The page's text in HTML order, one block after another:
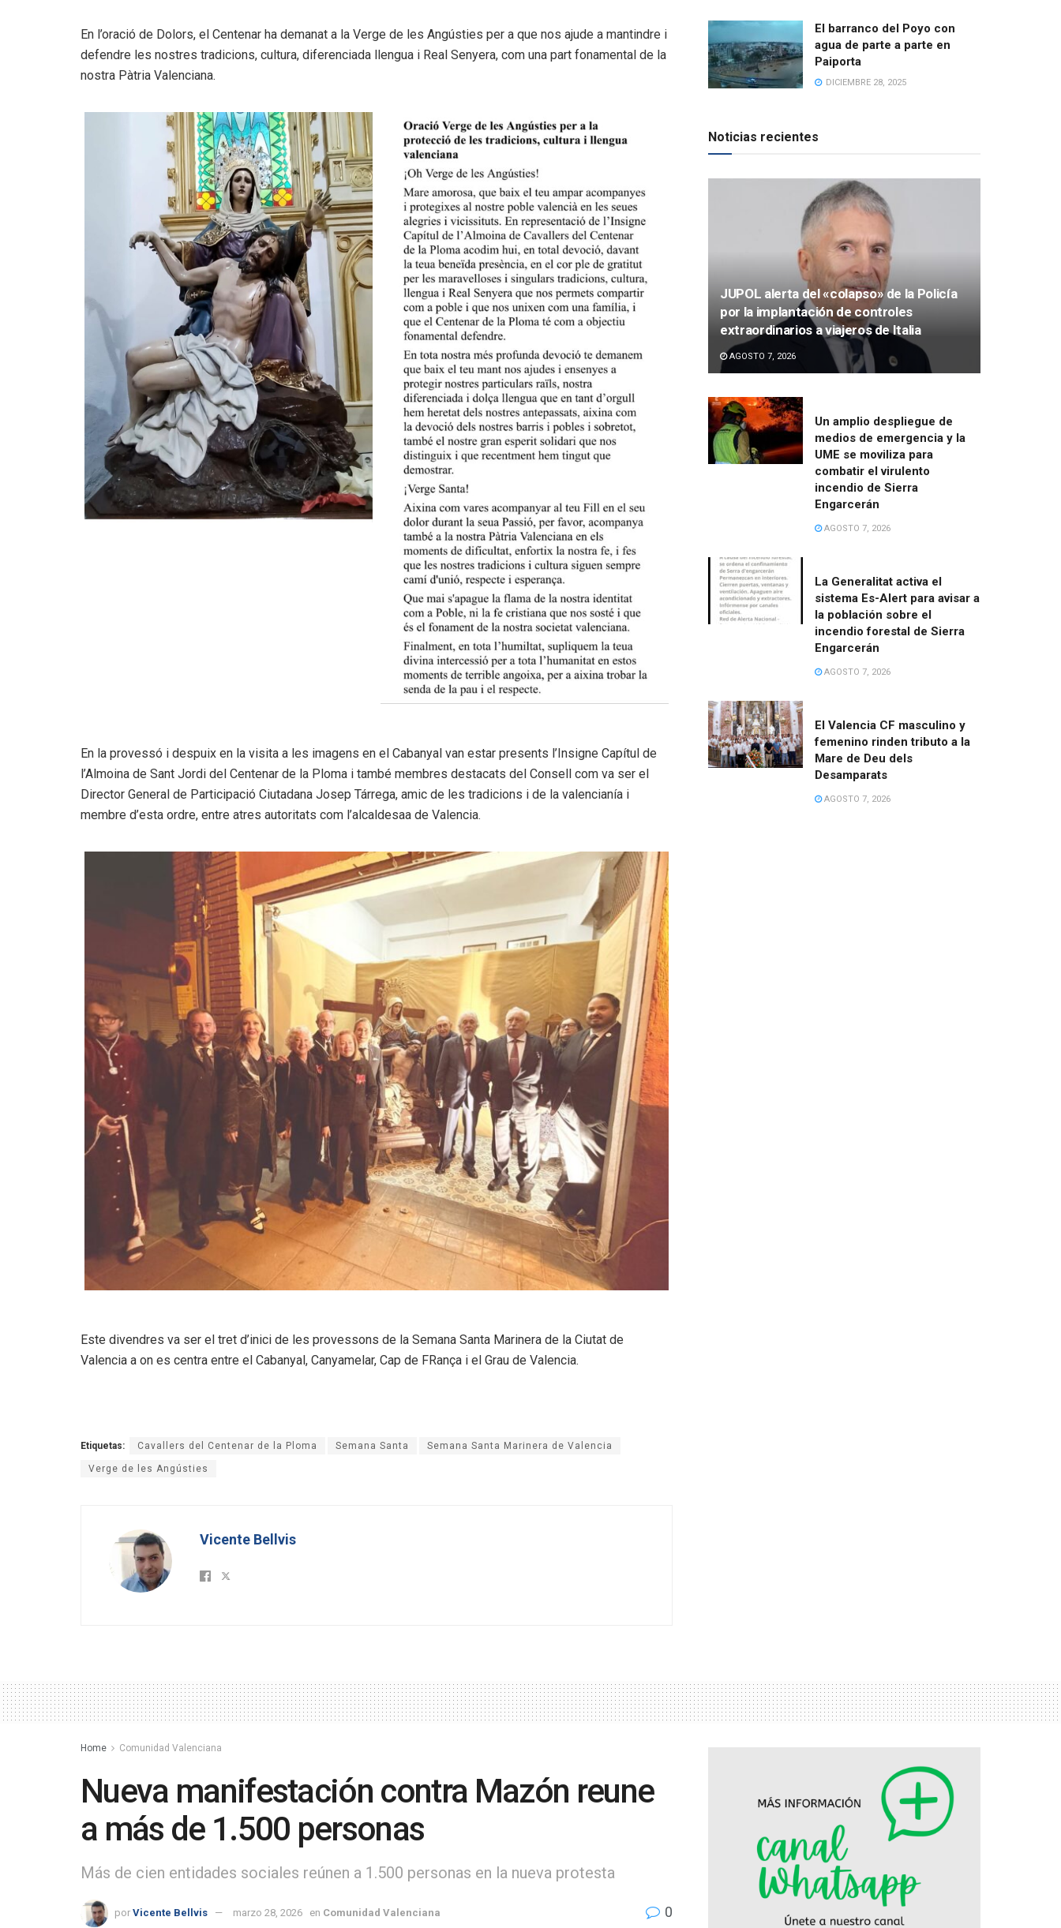
En l’oració de Dolors, el Centenar ha demanat a la Verge de les Angústies per a que nos ajude a mantindre i
defendre les nostres tradicions, cultura, diferenciada llengua i Real Senyera, com una part fonamental de la
nostra Pàtria Valenciana.
En la provessó i despuix en la visita a les imagens en el Cabanyal van estar presents l’Insigne Capítul de
l’Almoina de Sant Jordi del Centenar de la Ploma i també membres destacats del Consell com va ser el
Director General de Participació Ciutadana Josep Tárrega, amic de les tradicions i de la valencianía i
membre d’esta ordre, entre atres autoritats com l’alcaldesaa de Valencia.
Este divendres va ser el tret d’inici de les provessons de la Semana Santa Marinera de la Ciutat de
Valencia a on es centra entre el Cabanyal, Canyamelar, Cap de FRança i el Grau de Valencia.
Etiquetas: Cavallers del Centenar de la Ploma Semana Santa Semana Santa Marinera de Valencia
Verge de les Angústies
Vicente Bellvis
El barranco del Poyo con
agua de parte a parte en
Paiporta
DICIEMBRE 28, 2025
Noticias recientes
JUPOL alerta del «colapso» de la Policía
por la implantación de controles
extraordinarios a viajeros de Italia
AGOSTO 7, 2026
Un amplio despliegue de
medios de emergencia y la
UME se moviliza para
combatir el virulento
incendio de Sierra
Engarcerán
AGOSTO 7, 2026
La Generalitat activa el
sistema Es-Alert para avisar a
la población sobre el
incendio forestal de Sierra
Engarcerán
AGOSTO 7, 2026
El Valencia CF masculino y
femenino rinden tributo a la
Mare de Deu dels
Desamparats
AGOSTO 7, 2026
Home Comunidad Valenciana
Nueva manifestación contra Mazón reune
a más de 1.500 personas
Más de cien entidades sociales reúnen a 1.500 personas en la nueva protesta
por Vicente Bellvis marzo 28, 2026 en Comunidad Valenciana 0